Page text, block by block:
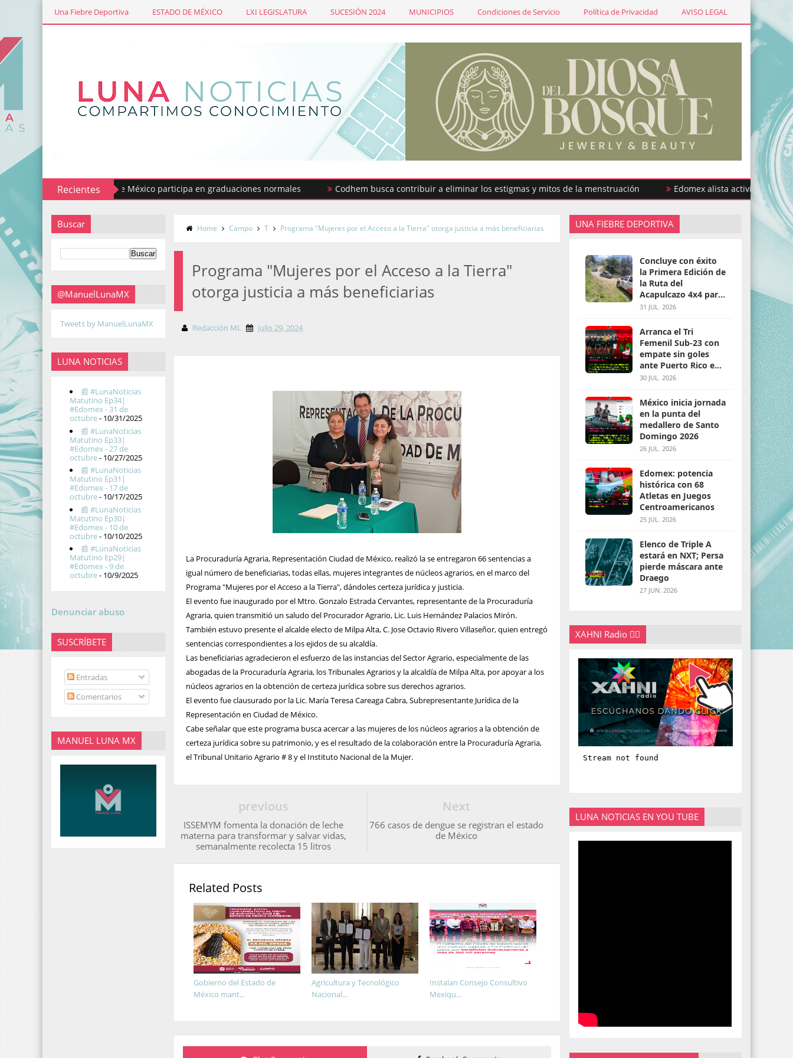
Una Fiebre Deportiva ESTADO DE MÉXICO LXI LEGISLATURA SUCESIÓN 2024 MUNICIPIOS Condiciones de Servicio Política de Privacidad AVISO LEGAL
Recientes
Servicio del Estado de México participa en graduaciones normales Codhem busca contribuir a eliminar los estigmas y mitos de la menstruación Edomex alista actividades por la
Buscar
@ManuelLunaMX
Tweets by ManuelLunaMX
LUNA NOTICIAS
📰 #LunaNoticias
Matutino Ep34|
#Edomex - 31 de
octubre- 10/31/2025
📰 #LunaNoticias
Matutino Ep33|
#Edomex - 27 de
octubre- 10/27/2025
📰 #LunaNoticias
Matutino Ep31|
#Edomex - 17 de
octubre- 10/17/2025
📰 #LunaNoticias
Matutino Ep30|
#Edomex - 10 de
octubre- 10/10/2025
📰 #LunaNoticias
Matutino Ep29|
#Edomex - 9 de
octubre- 10/9/2025
Denunciar abuso
SUSCRÍBETE
Entradas
Comentarios
MANUEL LUNA MX
Home Campo T Programa "Mujeres por el Acceso a la Tierra" otorga justicia a más beneficiarias
Programa "Mujeres por el Acceso a la Tierra"
otorga justicia a más beneficiarias
Redacción ML julio 29, 2024
La Procuraduría Agraria, Representación Ciudad de México, realizó la se entregaron 66 sentencias a
igual número de beneficiarias, todas ellas, mujeres integrantes de núcleos agrarios, en el marco del
Programa "Mujeres por el Acceso a la Tierra", dándoles certeza jurídica y justicia.
El evento fue inaugurado por el Mtro. Gonzalo Estrada Cervantes, representante de la Procuraduría
Agraria, quien transmitió un saludo del Procurador Agrario, Lic. Luis Hernández Palacios Mirón.
También estuvo presente el alcalde electo de Milpa Alta, C. Jose Octavio Rivero Villaseñor, quien entregó
sentencias correspondientes a los ejidos de su alcaldía.
Las beneficiarias agradecieron el esfuerzo de las instancias del Sector Agrario, especialmente de las
abogadas de la Procuraduría Agraria, los Tribunales Agrarios y la alcaldía de Milpa Alta, por apoyar a los
núcleos agrarios en la obtención de certeza jurídica sobre sus derechos agrarios.
El evento fue clausurado por la Lic. María Teresa Careaga Cabra, Subrepresentante Jurídica de la
Representación en Ciudad de México.
Cabe señalar que este programa busca acercar a las mujeres de los núcleos agrarios a la obtención de
certeza jurídica sobre su patrimonio, y es el resultado de la colaboración entre la Procuraduría Agraria,
el Tribunal Unitario Agrario # 8 y el Instituto Nacional de la Mujer.
Next
766 casos de dengue se registran el estado
de México
previous
ISSEMYM fomenta la donación de leche
materna para transformar y salvar vidas,
semanalmente recolecta 15 litros
Related Posts
Instalan Consejo Consultivo
Mexiqu...
Agricultura y Tecnológico
Nacional...
Gobierno del Estado de
México mant...
UNA FIEBRE DEPORTIVA
Concluye con éxito
la Primera Edición de
la Ruta del
Acapulcazo 4x4 para
parejas
31 JUL. 2026
Arranca el Tri
Femenil Sub-23 con
empate sin goles
ante Puerto Rico en
Santo Domingo 2026
30 JUL. 2026
México inicia jornada
en la punta del
medallero de Santo
Domingo 2026
26 JUL. 2026
Edomex: potencia
histórica con 68
Atletas en Juegos
Centroamericanos
25 JUL. 2026
Elenco de Triple A
estará en NXT; Persa
pierde máscara ante
Draego
27 JUN. 2026
XAHNI Radio 👇🏽
LUNA NOTICIAS EN YOU TUBE